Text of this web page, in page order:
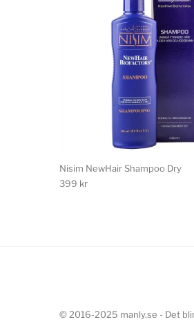
Nisim NewHair Shampoo Dry
399 kr
© 2016-2025 manly.se - Det